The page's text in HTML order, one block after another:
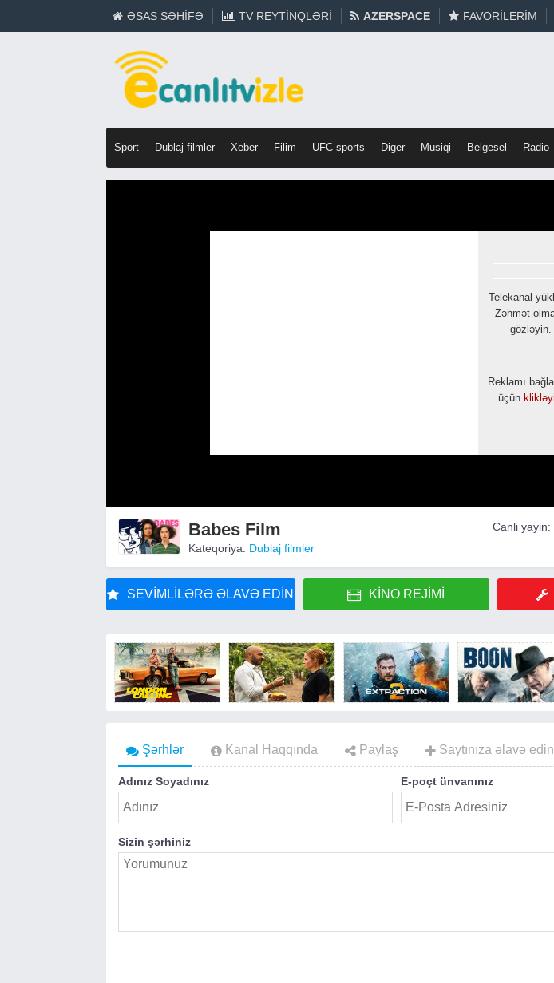
ƏSAS SƏHIFƏ TV REYTINQLƏRI AZERSPACE FAVORILERIM
Sport Dublaj filmler Xeber Filim UFC sports Diger Musiqi Belgesel Radio
Babes Film
Kateqoriya: Dublaj filmler
Canli yayin:
SEVIMLILƏRƏ ƏLAVƏ EDIN KINO REJIMI
Şərhlər Kanal Haqqında Paylaş Saytınıza əlavə edin
Adınız Soyadınız E-poçt ünvanınız
Sizin şərhiniz